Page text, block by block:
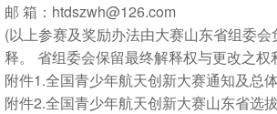
邮 箱：htdszwh@126.com
(以上参赛及奖励办法由大赛山东省组委
释。 省组委会保留最终解释权与更改之权
附件1.全国青少年航天创新大赛通知及总
附件2.全国青少年航天创新大赛山东省选